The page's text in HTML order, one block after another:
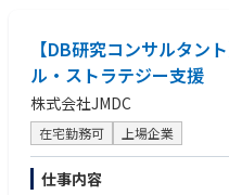
•タンパク質および高分子の精
る深い知識
•分析データ（HPLC、ELISA、
•日本のお客様とのやり取りにお
能な提案へと変換できる、優れ
【DB研究コンサルタン
ル・ストラテジー支援
株式会社JMDC
在宅勤務可 上場企業
仕事内容